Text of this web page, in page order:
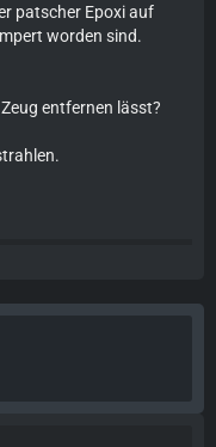
patscher Epoxi auf
worden sind.
entfernen lässt?